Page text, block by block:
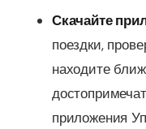
Скачайте
поездки,
находите
приложения